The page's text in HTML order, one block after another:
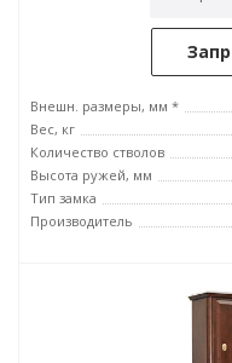
Внешн. размеры, мм *
Вес, кг
Количество стволов
Высота ружей, мм
Тип замка
Производитель